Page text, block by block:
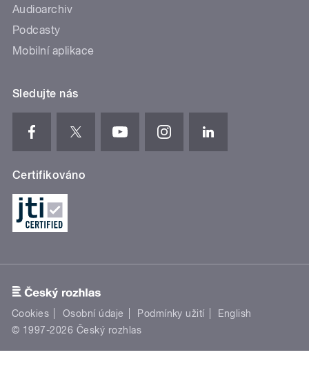
Audioarchiv
Podcasty
Mobilní aplikace
Sledujte nás
Certifikováno
Cookies Osobní údaje Podmínky užití
English
© 1997-2026 Český rozhlas